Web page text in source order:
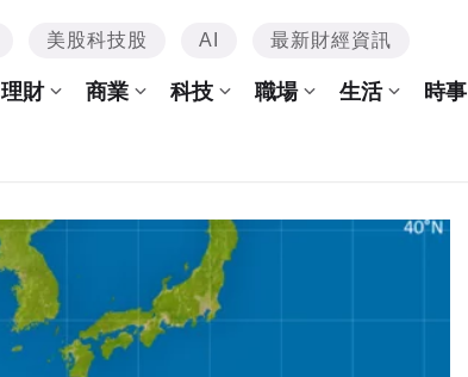
美股科技股 AI 最新財經資訊
理財 商業 科技 職場 生活 時事